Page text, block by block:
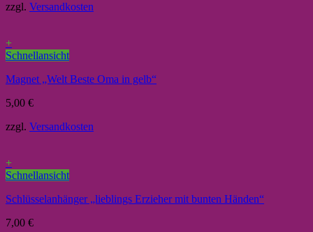
zzgl. Versandkosten
+
Schnellansicht
Magnet „Welt Beste Oma in gelb“
5,00 €
zzgl. Versandkosten
+
Schnellansicht
Schlüsselanhänger „lieblings Erzieher mit bunten Händen“
7,00 €